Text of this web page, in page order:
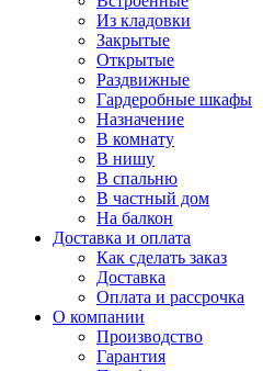
Из кладовки
Закрытые
Открытые
Раздвижные
Гардеробные шкафы
Назначение
В комнату
В нишу
В спальню
В частный дом
На балкон
Доставка и оплата
Как сделать заказ
Доставка
Оплата и рассрочка
О компании
Производство
Гарантия